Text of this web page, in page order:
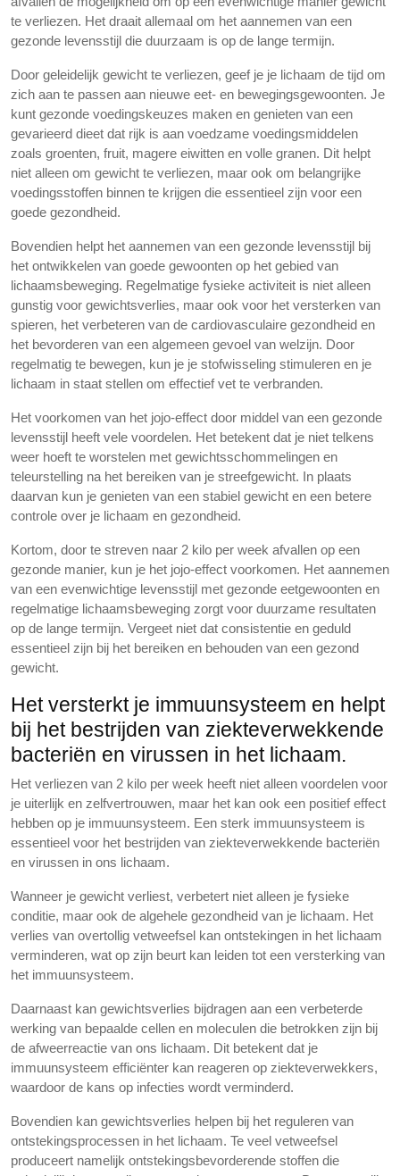
te verliezen. Het draait allemaal om het aannemen van een
gezonde levensstijl die duurzaam is op de lange termijn.
Door geleidelijk gewicht te verliezen, geef je je lichaam de tijd om
zich aan te passen aan nieuwe eet- en bewegingsgewoonten. Je
kunt gezonde voedingskeuzes maken en genieten van een
gevarieerd dieet dat rijk is aan voedzame voedingsmiddelen
zoals groenten, fruit, magere eiwitten en volle granen. Dit helpt
niet alleen om gewicht te verliezen, maar ook om belangrijke
voedingsstoffen binnen te krijgen die essentieel zijn voor een
goede gezondheid.
Bovendien helpt het aannemen van een gezonde levensstijl bij
het ontwikkelen van goede gewoonten op het gebied van
lichaamsbeweging. Regelmatige fysieke activiteit is niet alleen
gunstig voor gewichtsverlies, maar ook voor het versterken van
spieren, het verbeteren van de cardiovasculaire gezondheid en
het bevorderen van een algemeen gevoel van welzijn. Door
regelmatig te bewegen, kun je je stofwisseling stimuleren en je
lichaam in staat stellen om effectief vet te verbranden.
Het voorkomen van het jojo-effect door middel van een gezonde
levensstijl heeft vele voordelen. Het betekent dat je niet telkens
weer hoeft te worstelen met gewichtsschommelingen en
teleurstelling na het bereiken van je streefgewicht. In plaats
daarvan kun je genieten van een stabiel gewicht en een betere
controle over je lichaam en gezondheid.
Kortom, door te streven naar 2 kilo per week afvallen op een
gezonde manier, kun je het jojo-effect voorkomen. Het aannemen
van een evenwichtige levensstijl met gezonde eetgewoonten en
regelmatige lichaamsbeweging zorgt voor duurzame resultaten
op de lange termijn. Vergeet niet dat consistentie en geduld
essentieel zijn bij het bereiken en behouden van een gezond
gewicht.
Het versterkt je immuunsysteem en helpt
bij het bestrijden van ziekteverwekkende
bacteriën en virussen in het lichaam.
Het verliezen van 2 kilo per week heeft niet alleen voordelen voor
je uiterlijk en zelfvertrouwen, maar het kan ook een positief effect
hebben op je immuunsysteem. Een sterk immuunsysteem is
essentieel voor het bestrijden van ziekteverwekkende bacteriën
en virussen in ons lichaam.
Wanneer je gewicht verliest, verbetert niet alleen je fysieke
conditie, maar ook de algehele gezondheid van je lichaam. Het
verlies van overtollig vetweefsel kan ontstekingen in het lichaam
verminderen, wat op zijn beurt kan leiden tot een versterking van
het immuunsysteem.
Daarnaast kan gewichtsverlies bijdragen aan een verbeterde
werking van bepaalde cellen en moleculen die betrokken zijn bij
de afweerreactie van ons lichaam. Dit betekent dat je
immuunsysteem efficiënter kan reageren op ziekteverwekkers,
waardoor de kans op infecties wordt verminderd.
Bovendien kan gewichtsverlies helpen bij het reguleren van
ontstekingsprocessen in het lichaam. Te veel vetweefsel
produceert namelijk ontstekingsbevorderende stoffen die